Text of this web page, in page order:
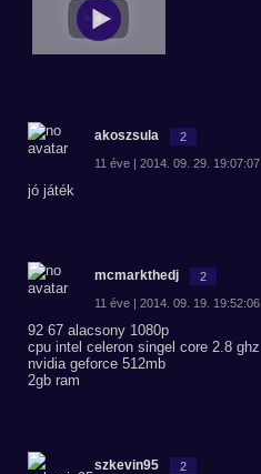
akoszsula 2
11 éve | 2014. 09. 29. 19:07:07
jó játék
mcmarkthedj 2
11 éve | 2014. 09. 19. 19:52:06
92 67 alacsony 1080p
cpu intel celeron singel core 2.8 ghz
nvidia geforce 512mb
2gb ram
szkevin95 2